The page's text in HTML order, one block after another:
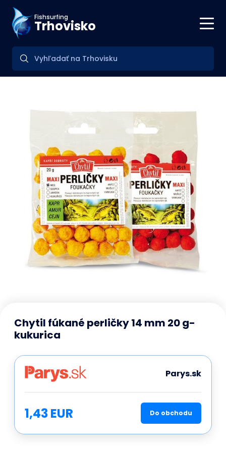
Fishsurfing
Trhovisko
Chytil fúkané perličky 14 mm 20 g-
kukurica
Parys.sk
1,43 EUR Do obchodu